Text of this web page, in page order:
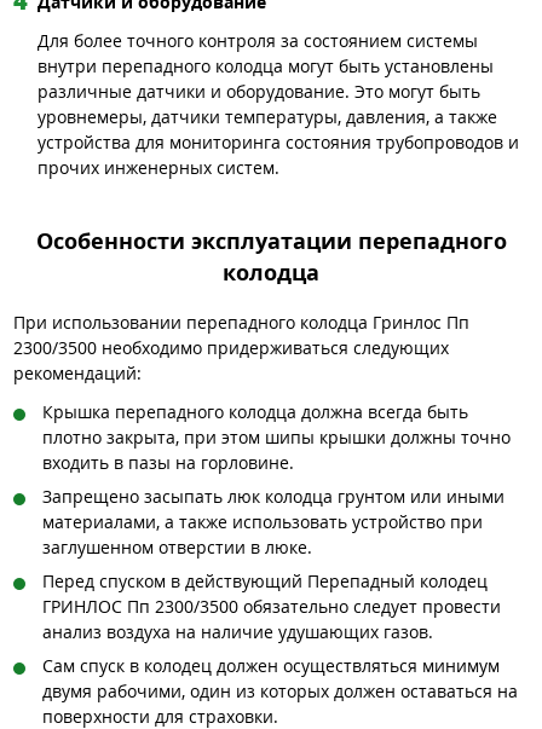
Для более точного контроля за состоянием системы
внутри перепадного колодца могут быть установлены
различные датчики и оборудование. Это могут быть
уровнемеры, датчики температуры, давления, а также
устройства для мониторинга состояния трубопроводов и
прочих инженерных систем.
Особенности эксплуатации перепадного
колодца
При использовании перепадного колодца Гринлос Пп
2300/3500 необходимо придерживаться следующих
рекомендаций:
Крышка перепадного колодца должна всегда быть
плотно закрыта, при этом шипы крышки должны точно
входить в пазы на горловине.
Запрещено засыпать люк колодца грунтом или иными
материалами, а также использовать устройство при
заглушенном отверстии в люке.
Перед спуском в действующий Перепадный колодец
ГРИНЛОС Пп 2300/3500 обязательно следует провести
анализ воздуха на наличие удушающих газов.
Сам спуск в колодец должен осуществляться минимум
двумя рабочими, один из которых должен оставаться на
поверхности для страховки.